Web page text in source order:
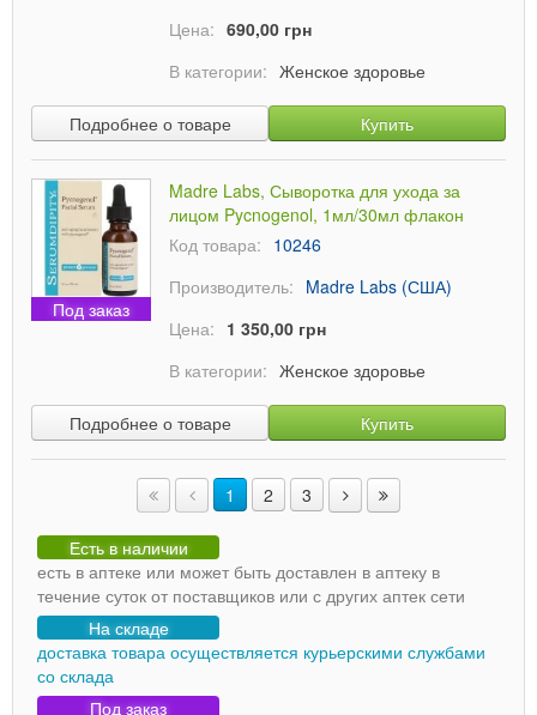
Цена: 690,00 грн
В категории: Женское здоровье
Подробнее о товаре Купить
Под заказ
Madre Labs, Сыворотка для ухода за
лицом Pycnogenol, 1мл/30мл флакон
Код товара: 10246
Производитель: Madre Labs (США)
Цена: 1 350,00 грн
В категории: Женское здоровье
Подробнее о товаре Купить
1 2 3
Есть в наличии
есть в аптеке или может быть доставлен в аптеку в
течение суток от поставщиков или с других аптек сети
На складе
доставка товара осуществляется курьерскими службами
со склада
Под заказ